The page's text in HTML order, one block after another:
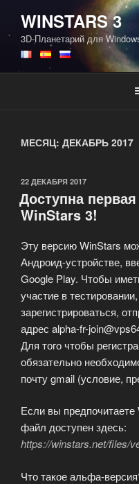
содержимому
WINSTARS 3
3D-Планетарий для
МЕСЯЦ: ДЕКАБРЬ 2017
ОПУБЛИКОВАНО
22 ДЕКАБРЯ 2017
Доступна
WinStars 3!
Эту версию WinStars
Андроид-устройстве,
Google Play. Чтобы
участие в
зарегистрироваться,
адрес alpha-fr-
Для того чтобы
обязательно
почту gmail (условие,
Если вы
файл доступен здесь:
https://winstars.net/files/
Что такое альфа-